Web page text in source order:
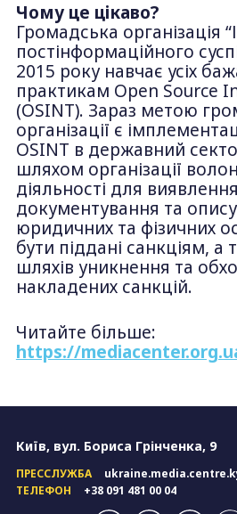
Чому це цікаво?
Громадська організація
постінформаційного
2015 року навчає усіх
практикам Open Source
(OSINT). Зараз метою
організації є
OSINT в державний
шляхом організації
діяльності для
документування та опису
юридичних та фізичних
бути піддані санкціям, а
шляхів уникнення та
накладених санкцій.
Читайте більше:
https://
Київ, вул. Бориса Грінченка, 9
ПРЕССЛУЖБА
ТЕЛЕФОН
+38 091 481 00 04